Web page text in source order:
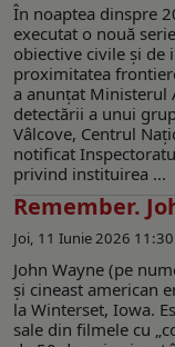
În noaptea dinspre
executat o nouă
obiective civile și de
proximitatea
a anunţat Ministerul
detectării a unui
Vâlcove, Centrul
notificat
privind instituirea ...
Remember.
Joi, 11 Iunie 2026
John Wayne (pe
și cineast american
la Winterset⁠, Iowa.
sale din filmele cu